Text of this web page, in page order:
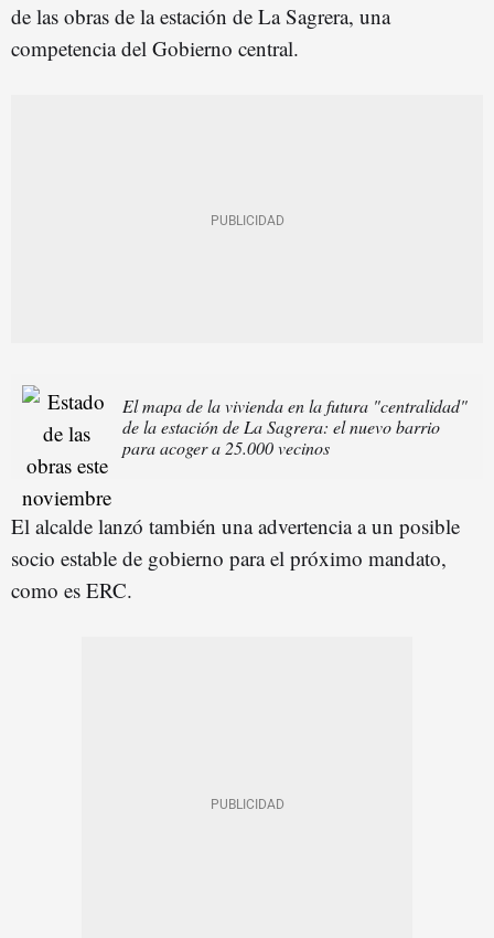
de las obras de la estación de La Sagrera, una
competencia del Gobierno central.
El mapa de la vivienda en la futura "centralidad"
de la estación de La Sagrera: el nuevo barrio
para acoger a 25.000 vecinos
El alcalde lanzó también una advertencia a un posible
socio estable de gobierno para el próximo mandato,
como es ERC.